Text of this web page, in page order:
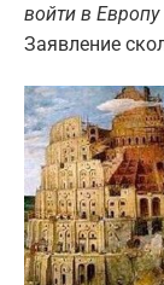
войти в
Заявление